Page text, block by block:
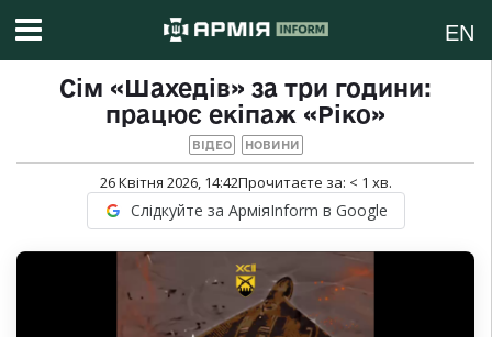
EN
Сім «Шахедів» за три години:
працює екіпаж «Ріко»
ВІДЕО НОВИНИ
26 Квітня 2026, 14:42Прочитаєте за: < 1 хв.
Слідкуйте за АрміяInform в Google